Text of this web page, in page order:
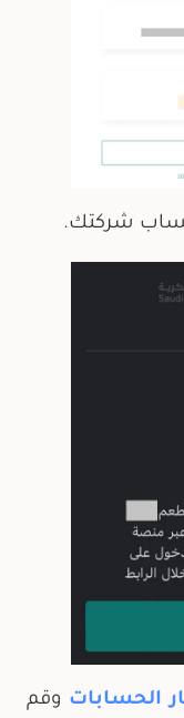
حساب شركتك.
الحسابات وقم